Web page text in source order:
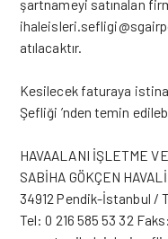
şartnameyi satınalan
atılacaktır.
Kesilecek faturaya
Şefliği ’nden temin
HAVAALANI İŞLETME
SABİHA GÖKÇEN
34912 Pendik-İstanbul /
Tel: 0 216 585 53 32